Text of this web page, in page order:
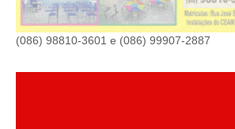
(086) 98810-3601 e (086) 99907-2887